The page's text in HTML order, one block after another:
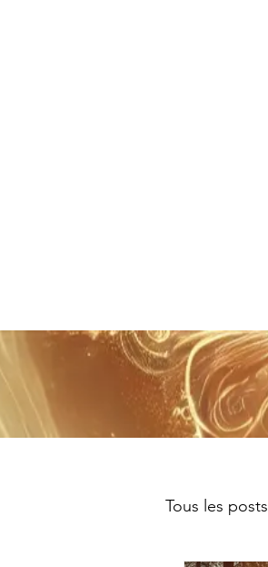
Tous les posts